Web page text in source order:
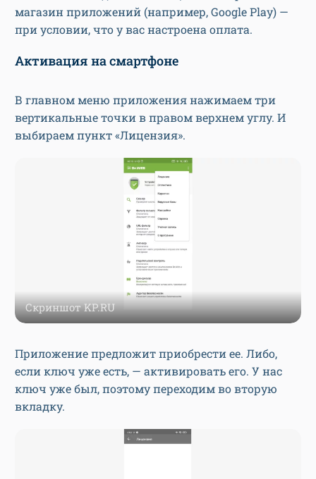
магазин приложений (например, Google Play) —
при условии, что у вас настроена оплата.
Активация на смартфоне
В главном меню приложения нажимаем три
вертикальные точки в правом верхнем углу. И
выбираем пункт «Лицензия».
Скриншот KP.RU
Приложение предложит приобрести ее. Либо,
если ключ уже есть, — активировать его. У нас
ключ уже был, поэтому переходим во вторую
вкладку.